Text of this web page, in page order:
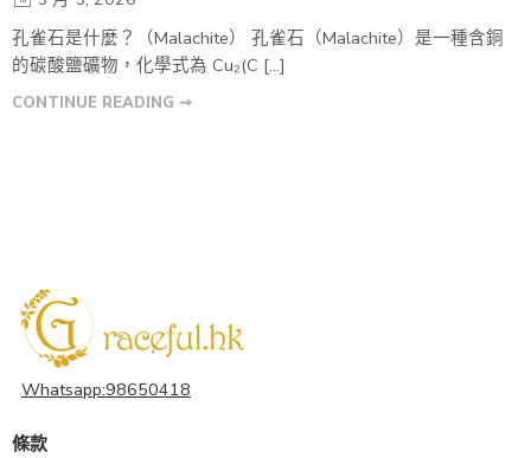
孔雀石是什麼？（Malachite） 孔雀石（Malachite）是一種含銅
的碳酸鹽礦物，化學式為 Cu₂(C […]
CONTINUE READING ➞
Whatsapp:98650418
條款